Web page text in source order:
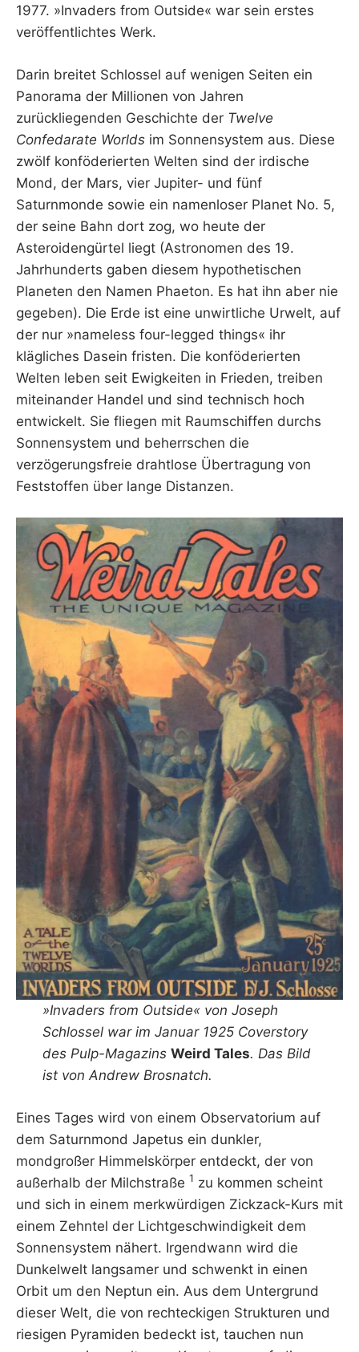
1977. »Invaders from Outside« war sein erstes
veröffentlichtes Werk.
Darin breitet Schlossel auf wenigen Seiten ein
Panorama der Millionen von Jahren
zurückliegenden Geschichte der Twelve
Confedarate Worlds im Sonnensystem aus. Diese
zwölf konföderierten Welten sind der irdische
Mond, der Mars, vier Jupiter- und fünf
Saturnmonde sowie ein namenloser Planet No. 5,
der seine Bahn dort zog, wo heute der
Asteroidengürtel liegt (Astronomen des 19.
Jahrhunderts gaben diesem hypothetischen
Planeten den Namen Phaeton. Es hat ihn aber nie
gegeben). Die Erde ist eine unwirtliche Urwelt, auf
der nur »nameless four-legged things« ihr
klägliches Dasein fristen. Die konföderierten
Welten leben seit Ewigkeiten in Frieden, treiben
miteinander Handel und sind technisch hoch
entwickelt. Sie fliegen mit Raumschiffen durchs
Sonnensystem und beherrschen die
verzögerungsfreie drahtlose Übertragung von
Feststoffen über lange Distanzen.
»Invaders from Outside« von Joseph
Schlossel war im Januar 1925 Coverstory
des Pulp-Magazins Weird Tales. Das Bild
ist von Andrew Brosnatch.
Eines Tages wird von einem Observatorium auf
dem Saturnmond Japetus ein dunkler,
mondgroßer Himmelskörper entdeckt, der von
außerhalb der Milchstraße 1 zu kommen scheint
und sich in einem merkwürdigen Zickzack-Kurs mit
einem Zehntel der Lichtgeschwindigkeit dem
Sonnensystem nähert. Irgendwann wird die
Dunkelwelt langsamer und schwenkt in einen
Orbit um den Neptun ein. Aus dem Untergrund
dieser Welt, die von rechteckigen Strukturen und
riesigen Pyramiden bedeckt ist, tauchen nun